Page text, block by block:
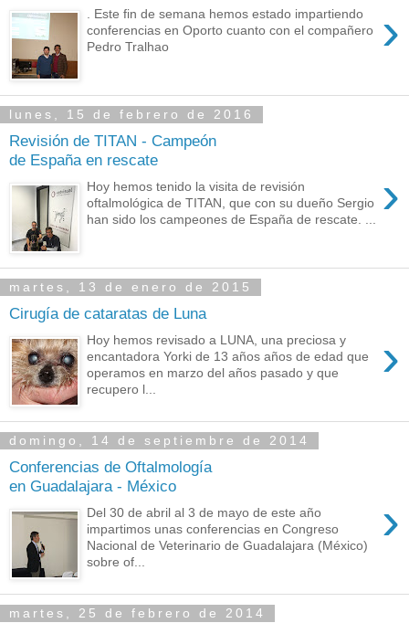
›
. Este fin de semana hemos estado impartiendo
conferencias en Oporto cuanto con el compañero
Pedro Tralhao
lunes, 15 de febrero de 2016
Revisión de TITAN - Campeón
de España en rescate
›
Hoy hemos tenido la visita de revisión
oftalmológica de TITAN, que con su dueño Sergio
han sido los campeones de España de rescate. ...
martes, 13 de enero de 2015
Cirugía de cataratas de Luna
›
Hoy hemos revisado a LUNA, una preciosa y
encantadora Yorki de 13 años años de edad que
operamos en marzo del años pasado y que
recupero l...
domingo, 14 de septiembre de 2014
Conferencias de Oftalmología
en Guadalajara - México
›
Del 30 de abril al 3 de mayo de este año
impartimos unas conferencias en Congreso
Nacional de Veterinario de Guadalajara (México)
sobre of...
martes, 25 de febrero de 2014